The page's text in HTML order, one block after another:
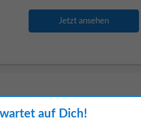
Jetzt ansehen
Jetzt ansehen
auf Dich!